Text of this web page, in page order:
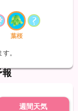
葉桜
。
報
週間天気